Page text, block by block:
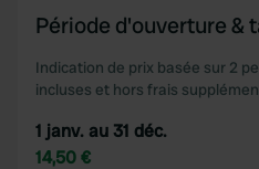
Période d'ouverture &
Indication de prix basée sur 2
incluses et hors frais
1 janv. au 31 déc.
14,50 €